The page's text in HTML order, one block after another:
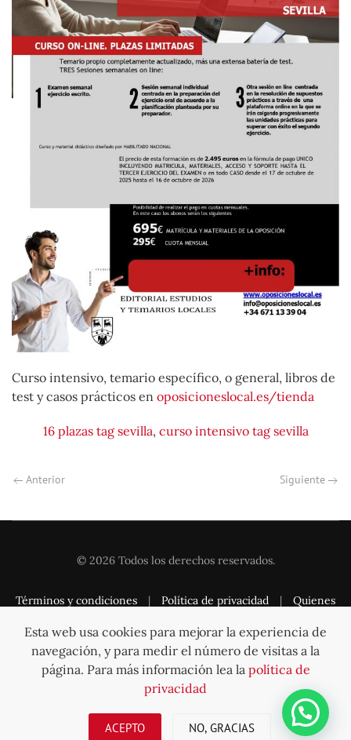
Curso intensivo, temario específico, o general, libros de
test y casos prácticos en oposicioneslocal.es/tienda
16 plazas tag sevilla, curso intensivo tag sevilla
Anterior Siguiente
© 2026Todos los derechos reservados.
Términos y condiciones | Política de privacidad | Quienes
Esta web usa cookies para mejorar la experiencia de
navegación, y para medir el número de visitas a la
página. Para más información lea la política de
privacidad
ACEPTO NO, GRACIAS